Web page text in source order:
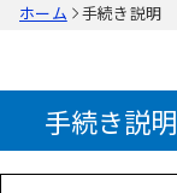
ホーム 手続き説明
手続き説明